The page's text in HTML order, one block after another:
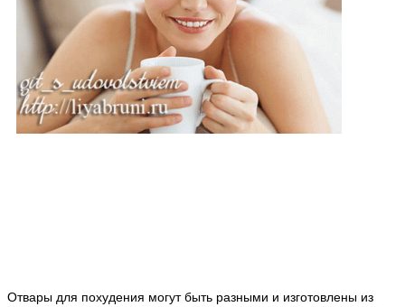
Отвары для похудения могут быть разными и изготовлены из